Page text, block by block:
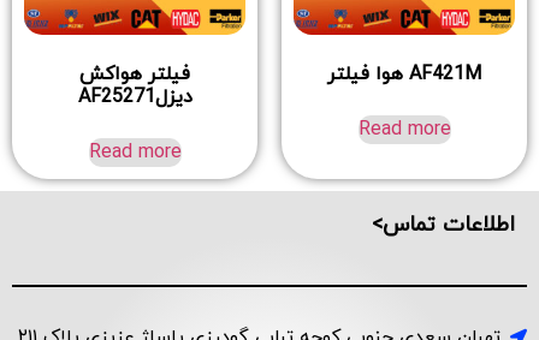
AF421M هوا فیلتر
Read more
فیلتر هواکش
دیزلAF25271
Read more
اطلاعات تماس>